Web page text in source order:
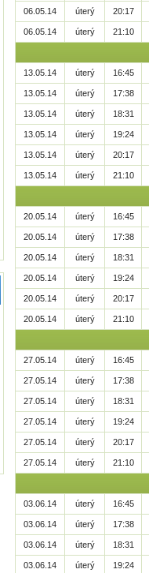
06.05.14 úterý 20:17
06.05.14 úterý 21:10
13.05.14 úterý 16:45
13.05.14 úterý 17:38
13.05.14 úterý 18:31
13.05.14 úterý 19:24
13.05.14 úterý 20:17
13.05.14 úterý 21:10
20.05.14 úterý 16:45
20.05.14 úterý 17:38
20.05.14 úterý 18:31
20.05.14 úterý 19:24
20.05.14 úterý 20:17
20.05.14 úterý 21:10
27.05.14 úterý 16:45
27.05.14 úterý 17:38
27.05.14 úterý 18:31
27.05.14 úterý 19:24
27.05.14 úterý 20:17
27.05.14 úterý 21:10
03.06.14 úterý 16:45
03.06.14 úterý 17:38
03.06.14 úterý 18:31
03.06.14 úterý 19:24